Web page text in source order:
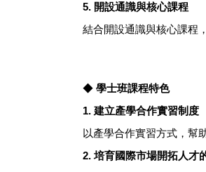
5. 開設通識與核心課程
結合開設通識與核心課程
◆ 學士班課程特色
1. 建立產學合作實習制度
以產學合作實習方式，幫
2.培育國際市場開拓人才